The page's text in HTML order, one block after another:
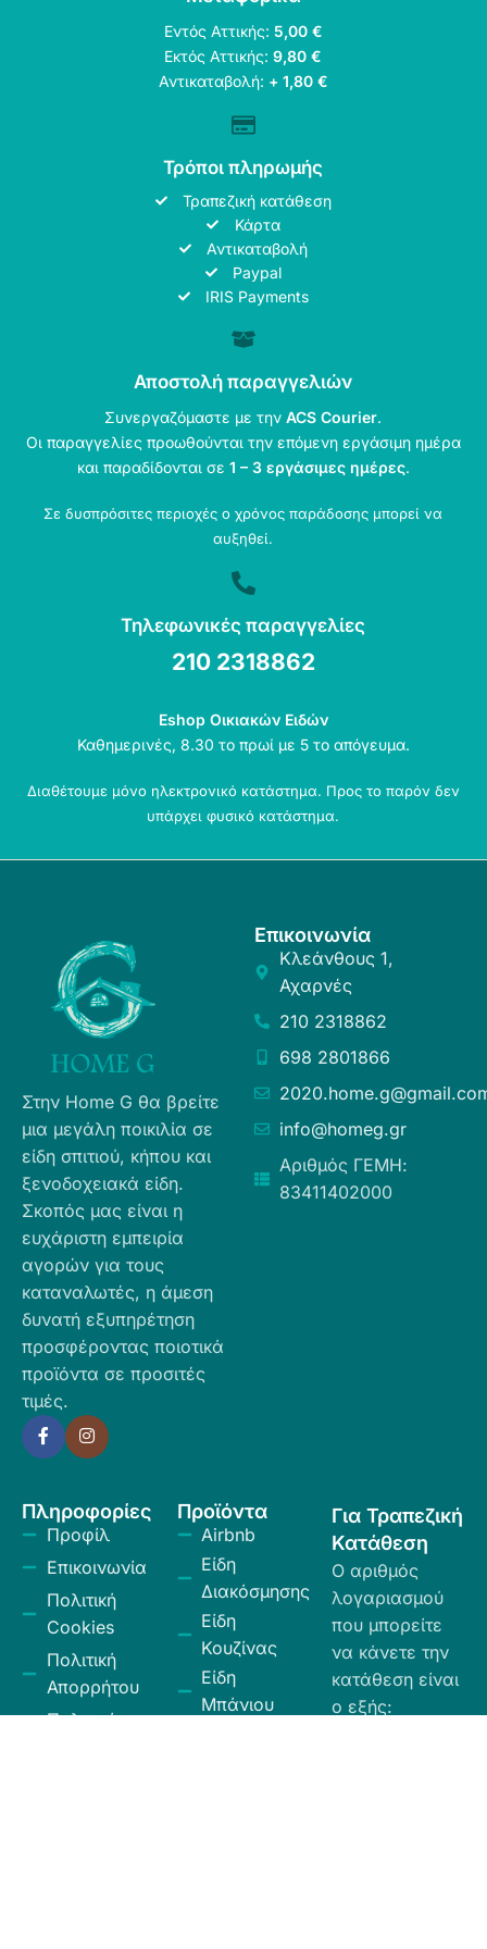
Εντός Αττικής: 5,00 €
Εκτός Αττικής:9,80 €
Αντικαταβολή: + 1,80 €
Τρόποι πληρωμής
Τραπεζική κατάθεση
Κάρτα
Αντικαταβολή
Paypal
IRIS Payments
Αποστολή παραγγελιών
Συνεργαζόμαστε με τηνACS Courier.
Οι παραγγελίες προωθούνται την επόμενη εργάσιμη ημέρα
και παραδίδονται σε 1 – 3 εργάσιμες ημέρες.
Σε δυσπρόσιτες περιοχές ο χρόνος παράδοσης μπορεί να
αυξηθεί.
Τηλεφωνικές παραγγελίες
210 2318862
Eshop Οικιακών Ειδών
Καθημερινές, 8.30 το πρωί με 5 το απόγευμα.
Διαθέτουμε μόνο ηλεκτρονικό κατάστημα. Προς το παρόν δεν
υπάρχει φυσικό κατάστημα.
Στην Home G θα βρείτε
μια μεγάλη ποικιλία σε
είδη σπιτιού, κήπου και
ξενοδοχειακά είδη.
Σκοπός μας είναι η
ευχάριστη εμπειρία
αγορών για τους
καταναλωτές, η άμεση
δυνατή εξυπηρέτηση
προσφέροντας ποιοτικά
προϊόντα σε προσιτές
τιμές.
Επικοινωνία
Κλεάνθους 1,
Αχαρνές
210 2318862
698 2801866
info@homeg.gr
Αριθμός ΓΕΜΗ:
83411402000
Πληροφορίες
Προφίλ
Επικοινωνία
Πολιτική
Cookies
Πολιτική
Απορρήτου
Πολιτική
Προϊόντα
Airbnb
Είδη
Διακόσμησης
Είδη
Κουζίνας
Είδη
Μπάνιου
Για Τραπεζική
Κατάθεση
Ο αριθμός
λογαριασμού
που μπορείτε
να κάνετε την
κατάθεση είναι
ο εξής: